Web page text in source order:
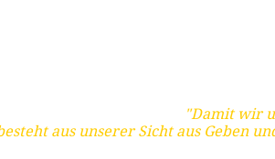
"Damit wir
aus unserer Sicht aus Geben